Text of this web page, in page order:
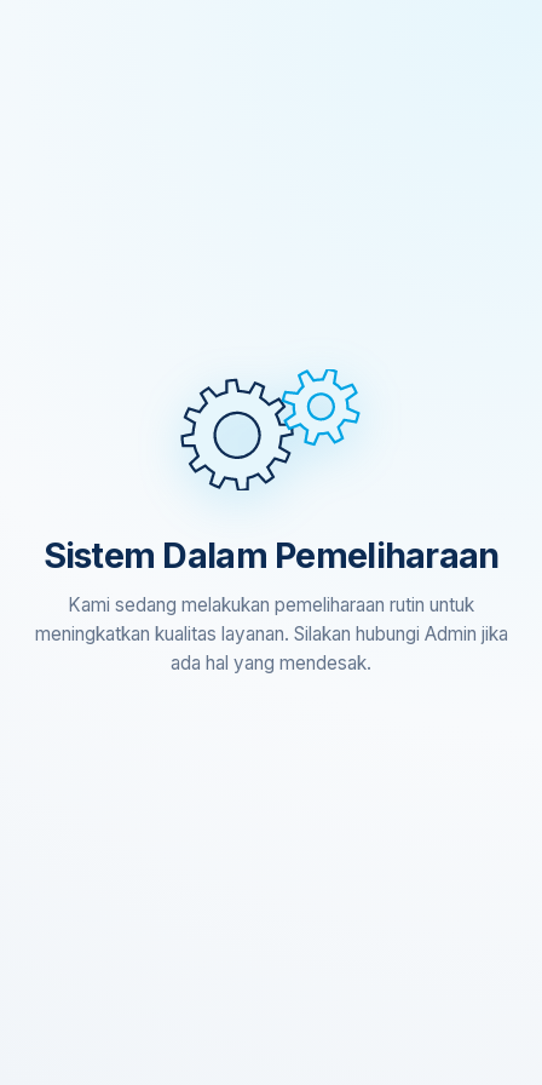
Sistem Dalam Pemeliharaan
Kami sedang melakukan pemeliharaan rutin untuk
meningkatkan kualitas layanan. Silakan hubungi Admin jika
ada hal yang mendesak.